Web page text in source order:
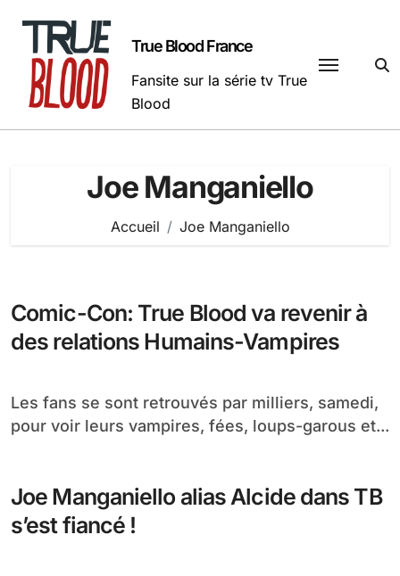
contenu
True Blood France
Fansite sur la série tv True
Blood
Joe Manganiello
Accueil Joe Manganiello
Comic-Con: True Blood va revenir à
des relations Humains-Vampires
Les fans se sont retrouvés par milliers, samedi,
pour voir leurs vampires, fées, loups-garous et...
Joe Manganiello alias Alcide dans TB
s’est fiancé !